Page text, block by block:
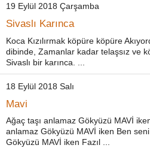
19 Eylül 2018 Çarşamba
Sivaslı Karınca
Koca Kızılırmak köpüre köpüre
dibinde, Zamanlar kadar telaşsız ve
Sivaslı bir karınca. ...
18 Eylül 2018 Salı
Mavi
Ağaç taşı anlamaz Gökyüzü MAVİ
anlamaz Gökyüzü MAVİ iken Ben
Gökyüzü MAVİ iken Fazıl ...